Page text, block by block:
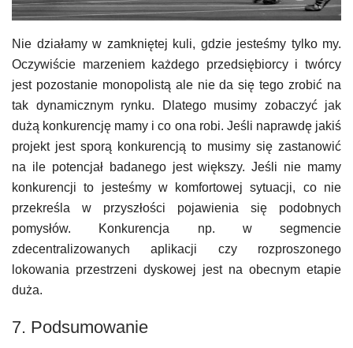
Nie działamy w zamkniętej kuli, gdzie jesteśmy tylko my.
Oczywiście marzeniem każdego przedsiębiorcy i twórcy
jest pozostanie monopolistą ale nie da się tego zrobić na
tak dynamicznym rynku. Dlatego musimy zobaczyć jak
dużą konkurencję mamy i co ona robi. Jeśli naprawdę jakiś
projekt jest sporą konkurencją to musimy się zastanowić
na ile potencjał badanego jest większy. Jeśli nie mamy
konkurencji to jesteśmy w komfortowej sytuacji, co nie
przekreśla w przyszłości pojawienia się podobnych
pomysłów. Konkurencja np. w segmencie
zdecentralizowanych aplikacji czy rozproszonego
lokowania przestrzeni dyskowej jest na obecnym etapie
duża.
7. Podsumowanie